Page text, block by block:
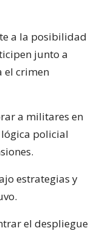
a la posibilidad
junto a
el crimen
a militares en
policial
estrategias y
el despliegue